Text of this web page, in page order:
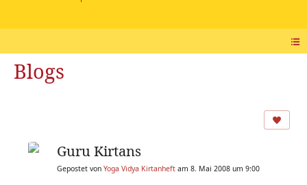
Blogs
Guru Kirtans
Gepostet von Yoga Vidya Kirtanheft am 8. Mai 2008 um 9:00